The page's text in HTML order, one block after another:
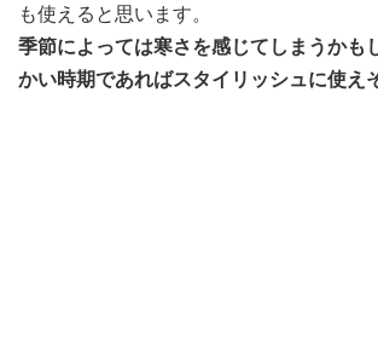
も使えると思います。
季節によっては寒さを感じてしまうかも
かい時期であればスタイリッシュに使え